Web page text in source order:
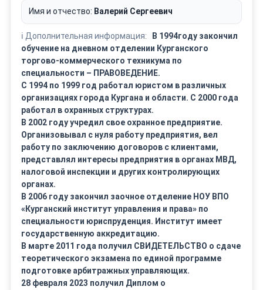
Имя и отчество: Валерий Сергеевич
ℹ️ Дополнительная информация:
В 1994году закончил
обучение на дневном отделении Курганского
торгово-коммерческого техникума по
специальности – ПРАВОВЕДЕНИЕ.
С 1994 по 1999 год работал юристом в различных
организациях города Кургана и области. С 2000 года
работал в охранных структурах.
В 2002 году учредил свое охранное предприятие.
Организовывал с нуля работу предприятия, вел
работу по заключению договоров с клиентами,
представлял интересы предприятия в органах МВД,
налоговой инспекции и других контролирующих
органах.
В 2006 году закончил заочное отделение НОУ ВПО
«Курганский институт управления и права» по
специальности юриспруденция. Институт имеет
государственную аккредитацию.
В марте 2011 года получил СВИДЕТЕЛЬСТВО о сдаче
теоретического экзамена по единой программе
подготовке арбитражных управляющих.
28 февраля 2023 получил Диплом о